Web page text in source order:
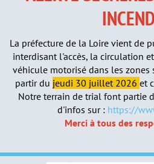
La préfecture de la Loire vient de
interdisant l'accès, la circulation
véhicule motorisé dans les zones
partir du jeudi 30 juillet 2026 et
Notre terrain de trial font partie
d'infos sur : https://
Merci à tous des